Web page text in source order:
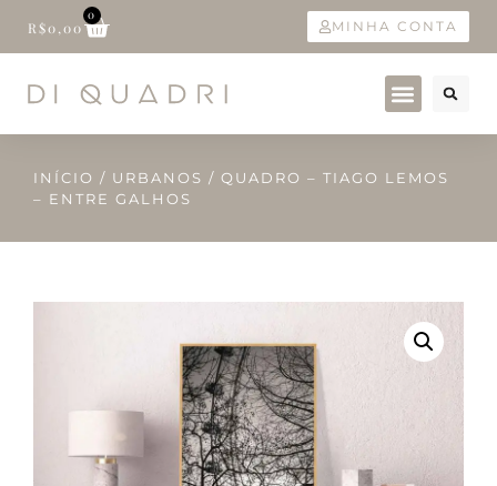
R$0,00
0
MINHA CONTA
INÍCIO / URBANOS / QUADRO – TIAGO LEMOS
– ENTRE GALHOS